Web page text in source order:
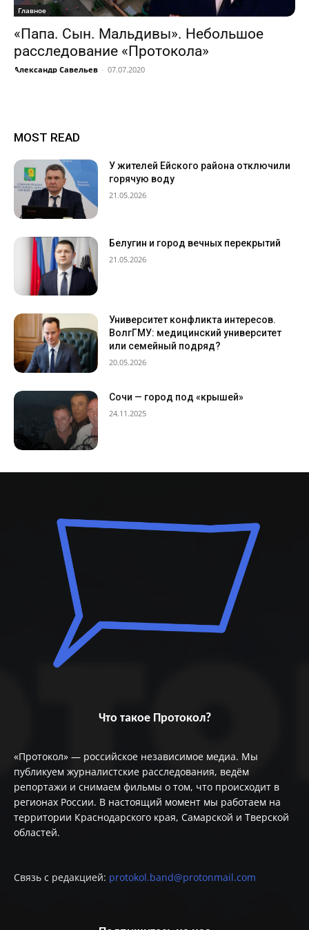
Главное
«Папа. Сын. Мальдивы». Небольшое
расследование «Протокола»
Александр Савельев - 07.07.2020
MOST READ
У жителей Ейского района отключили
горячую воду
21.05.2026
Белугин и город вечных перекрытий
21.05.2026
Университет конфликта интересов.
ВолгГМУ: медицинский университет
или семейный подряд?
20.05.2026
Сочи — город под «крышей»
24.11.2025
Что такое Протокол?
«Протокол» — российское независимое медиа. Мы
публикуем журналистские расследования, ведём
репортажи и снимаем фильмы о том, что происходит в
регионах России. В настоящий момент мы работаем на
территории Краснодарского края, Самарской и Тверской
областей.
Связь с редакцией: protokol.band@protonmail.com